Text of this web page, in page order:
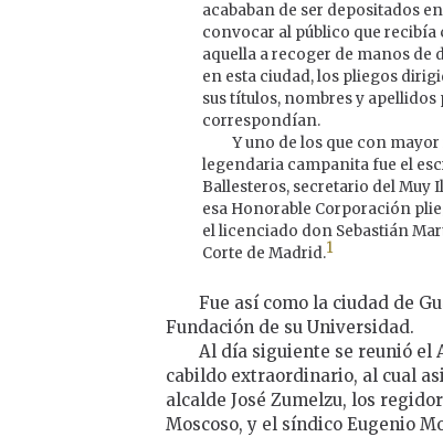
acababan de ser depositados
convocar al público que recibía
aquella a recoger de manos
en esta ciudad, los pliegos
sus títulos, nombres y apellidos
correspondían.
Y uno de los que con
legendaria campanita fue el
Ballesteros, secretario del Muy
esa Honorable Corporación
el licenciado don Sebastián
Corte de Madrid.1
Fue así como la ciudad de
Fundación de su Universidad.
Al día siguiente se reunió el
cabildo extraordinario, al cual
alcalde José Zumelzu, los
Moscoso, y el síndico Eugenio